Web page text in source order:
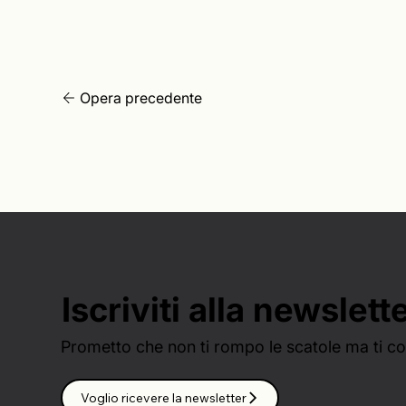
Opera precedente
Iscriviti alla
Prometto che non ti rompo le scatole ma ti
Voglio ricevere la newsletter